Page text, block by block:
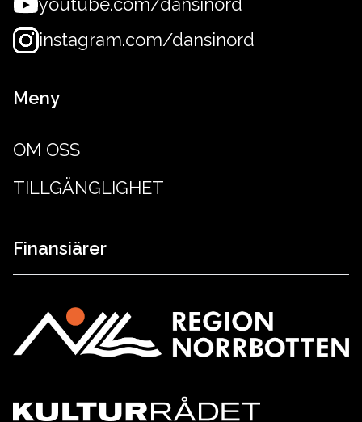
youtube.com/dansinord
instagram.com/dansinord
Meny
OM OSS
TILLGÄNGLIGHET
Finansiärer